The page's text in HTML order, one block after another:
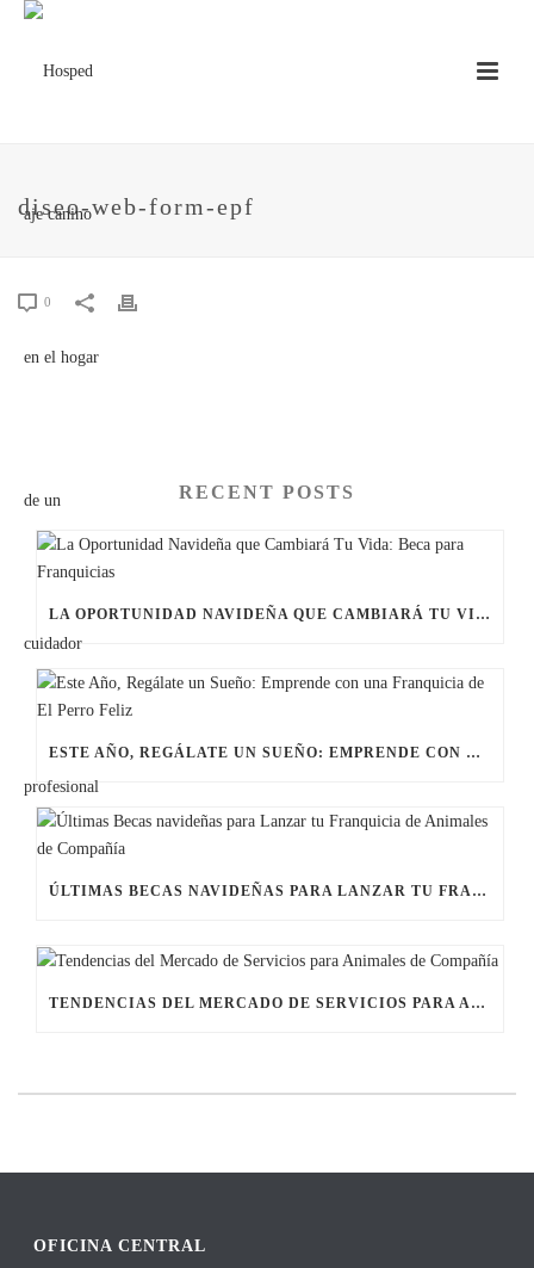
diseo-web-form-epf
0
RECENT POSTS
LA OPORTUNIDAD NAVIDEÑA QUE CAMBIARÁ TU VIDA: BECA PARA FRANQUICIAS
ESTE AÑO, REGÁLATE UN SUEÑO: EMPRENDE CON UNA FRANQUICIA DE EL PERRO FELIZ
ÚLTIMAS BECAS NAVIDEÑAS PARA LANZAR TU FRANQUICIA DE ANIMALES DE COMPAÑÍA
TENDENCIAS DEL MERCADO DE SERVICIOS PARA ANIMALES DE COMPAÑÍA
OFICINA CENTRAL